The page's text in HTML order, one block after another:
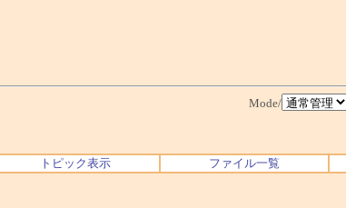
Mode/
トピック表示 ファイル一覧